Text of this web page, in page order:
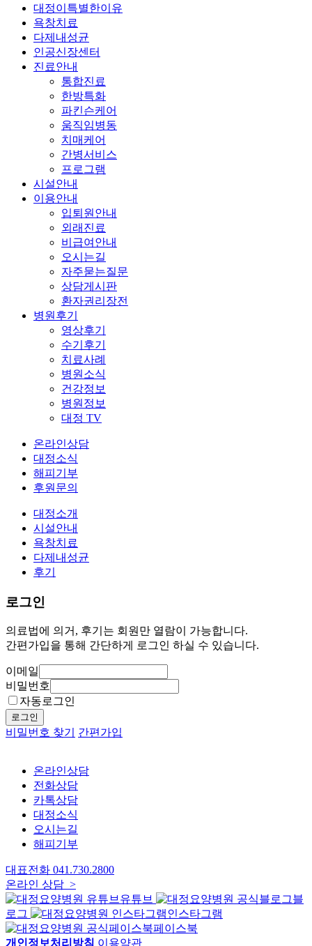
대정이특별한이유
욕창치료
다제내성균
인공신장센터
진료안내
통합진료
한방특화
파킨슨케어
움직임병동
치매케어
간병서비스
프로그램
시설안내
이용안내
입퇴원안내
외래진료
비급여안내
오시는길
자주묻는질문
상담게시판
환자권리장전
병원후기
영상후기
수기후기
치료사례
병원소식
건강정보
병원정보
대정 TV
온라인상담
대정소식
해피기부
후원문의
대정소개
시설안내
욕창치료
다제내성균
후기
로그인
의료법에 의거, 후기는 회원만 열람이 가능합니다.
간편가입을 통해 간단하게 로그인 하실 수 있습니다.
이메일
비밀번호
자동로그인
로그인
비밀번호 찾기 간편가입
온라인상담
전화상담
카톡상담
대정소식
오시는길
해피기부
대표전화 041.730.2800
온라인 상담 >
유튜브
블
로그
인스타그램
페이스북
개인정보처리방침 이용약관